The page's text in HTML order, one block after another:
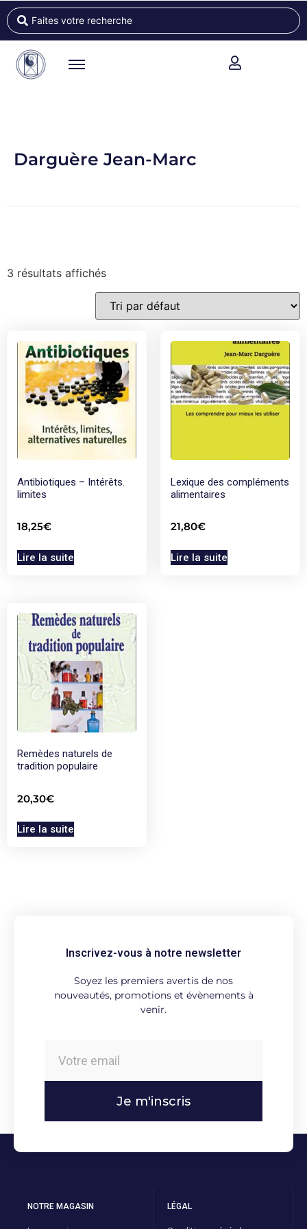
Darguère Jean-Marc
3 résultats affichés
Antibiotiques – Intérêts.
limites
18,25€
Lire la suite
Lexique des compléments
alimentaires
21,80€
Lire la suite
Remèdes naturels de
tradition populaire
20,30€
Lire la suite
Inscrivez-vous à notre newsletter
Soyez les premiers avertis de nos
nouveautés, promotions et évènements à
venir.
Je m'inscris
NOTRE MAGASIN LÉGAL